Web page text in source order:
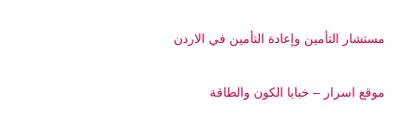
مستشار التأمين وإعادة التأمين في الاردن
موقع اسرار – خبايا الكون والطاقة